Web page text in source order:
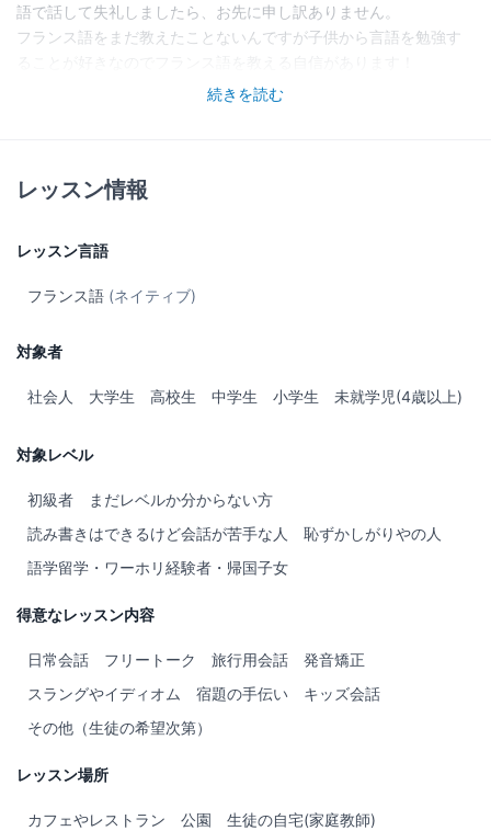
語で話して失礼しましたら、お先に申し訳ありません。
フランス語をまだ教えたことないんですが子供から言語を勉強す
1時間以上したいでしたら、時給は下がる可能性があります！
これからよろしくお願いします！
続きを読む
レッスン情報
レッスン言語
フランス語 (ネイティブ)
対象者
社会人 大学生 高校生 中学生 小学生 未就学児(4歳以上)
対象レベル
初級者
まだレベルか分からない方
読み書きはできるけど会話が苦手な人
恥ずかしがりやの人
語学留学・ワーホリ経験者・帰国子女
得意なレッスン内容
日常会話 フリートーク 旅行用会話
発音矯正
スラングやイディオム
宿題の手伝い
キッズ会話
その他（生徒の希望次第）
レッスン場所
カフェやレストラン 公園
生徒の自宅(家庭教師)